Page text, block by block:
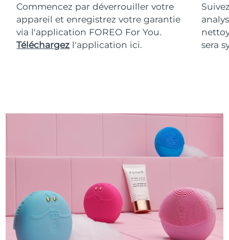
Commencez par déverrouiller votre
appareil et enregistrez votre garantie
via l'application FOREO For You.
Téléchargez l'application ici.
sera